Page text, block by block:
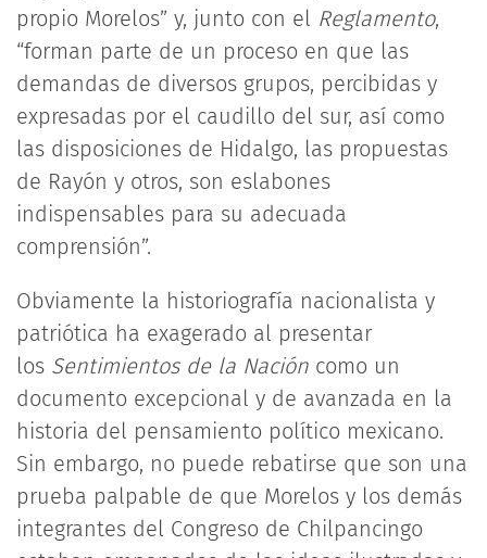
propio Morelos” y, junto con el Reglamento,
“forman parte de un proceso en que las
demandas de diversos grupos, percibidas y
expresadas por el caudillo del sur, así como
las disposiciones de Hidalgo, las propuestas
de Rayón y otros, son eslabones
indispensables para su adecuada
comprensión”.
Obviamente la historiografía nacionalista y
patriótica ha exagerado al presentar
los Sentimientos de la Nación como un
documento excepcional y de avanzada en la
historia del pensamiento político mexicano.
Sin embargo, no puede rebatirse que son una
prueba palpable de que Morelos y los demás
integrantes del Congreso de Chilpancingo